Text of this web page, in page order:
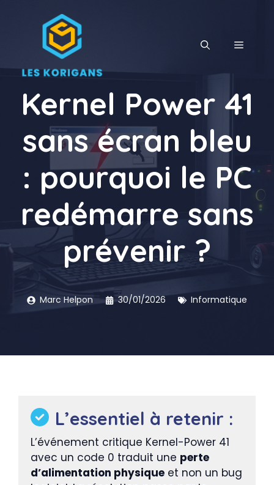
MENU
Kernel Power 41
sans écran bleu
: pourquoi le PC
redémarre sans
prévenir ?
Marc Helpon 30/01/2026 Informatique
L’essentiel à retenir :
L’événement critique Kernel-Power 41
avec un code 0 traduit une perte
d’alimentation physique et non un bug